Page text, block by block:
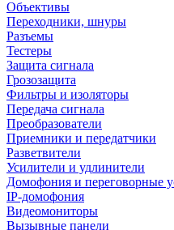
Объективы
Переходники, шнуры
Разъемы
Тестеры
Защита сигнала
Грозозащита
Фильтры и изоляторы
Передача сигнала
Преобразователи
Приемники и передатчики
Разветвители
Усилители и удлинители
Домофония и переговорные
IP-домофония
Видеомониторы
Вызывные панели